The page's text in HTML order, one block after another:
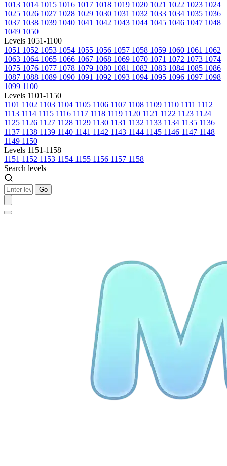
1013 1014 1015 1016 1017 1018 1019 1020 1021 1022 1023 1024
1025 1026 1027 1028 1029 1030 1031 1032 1033 1034 1035 1036
1037 1038 1039 1040 1041 1042 1043 1044 1045 1046 1047 1048
1049 1050
Levels 1051-1100
1051 1052 1053 1054 1055 1056 1057 1058 1059 1060 1061 1062
1063 1064 1065 1066 1067 1068 1069 1070 1071 1072 1073 1074
1075 1076 1077 1078 1079 1080 1081 1082 1083 1084 1085 1086
1087 1088 1089 1090 1091 1092 1093 1094 1095 1096 1097 1098
1099 1100
Levels 1101-1150
1101 1102 1103 1104 1105 1106 1107 1108 1109 1110 1111 1112
1113 1114 1115 1116 1117 1118 1119 1120 1121 1122 1123 1124
1125 1126 1127 1128 1129 1130 1131 1132 1133 1134 1135 1136
1137 1138 1139 1140 1141 1142 1143 1144 1145 1146 1147 1148
1149 1150
Levels 1151-1158
1151 1152 1153 1154 1155 1156 1157 1158
Search levels
Go